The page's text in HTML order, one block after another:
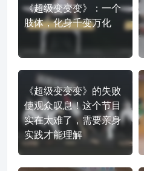
《超级变变变》：一个
肢体，化身千变万化
《超级变变变》的失败
使观众叹息！这个节目
实在太难了，需要亲身
实践才能理解